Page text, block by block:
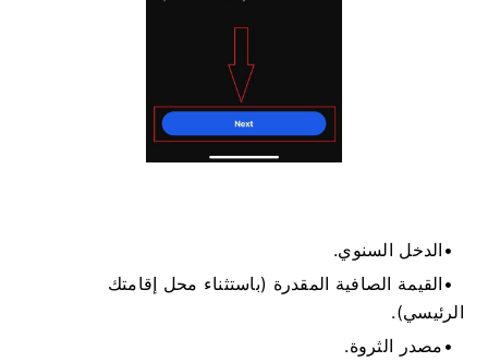
الدخل السنوي.
القيمة الصافية المقدرة (باستثناء محل إقامتك
الرئيسي).
مصدر الثروة.